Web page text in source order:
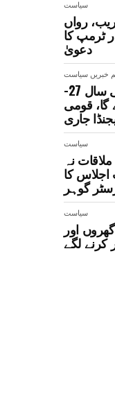
سیاست
رواں
ٹرمپ کا
دعویٰ
خبریں سیاست
وفاقی بجٹ برائے مالی سال 27-
گا، قومی
جاری
سیاست
نہ
اجلاس کا
گوہر
سیاست
اور
کرنے لگے